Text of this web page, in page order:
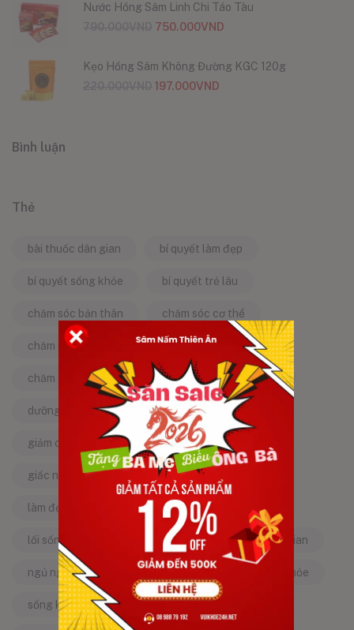
Nước Hồng Sâm Linh Chi Táo Tàu
750.000VND
Kẹo Hồng Sâm Không Đường KGC 120g
197.000VND
Bình luận
Thẻ
bài thuốc dân gian bí quyết làm đẹp
bí quyết sống khỏe bí quyết trẻ lâu
chăm sóc bản thân chăm sóc cơ thể
chăm sóc da chăm sóc sức khỏe
chăm sóc sức khỏe tự nhiên chống lão hóa
dưỡng da tự nhiên dưỡng sinh
giảm căng thẳng giảm stress
giấc ngủ ngon kinh nghiệm dân gian
làm đẹp từ bên trong làm đẹp tự nhiên
lối sống lành mạnh mật ong mẹo dân gian
ngủ ngon năng lượng tích cực sống khỏe
sống khỏe mỗi ngày sống khỏe đẹp